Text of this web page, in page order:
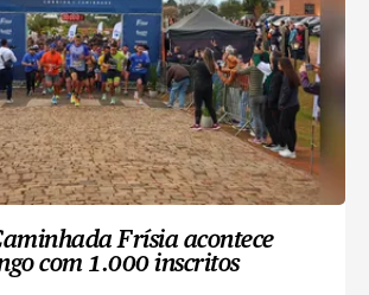
Frísia acontece
com 1.000 inscritos